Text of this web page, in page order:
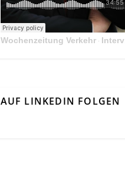
Wochenzeitung Verkehr· Interview Mit Andreas Matthä, CEO der ÖBB Holding
AUF LINKEDIN FOLGEN